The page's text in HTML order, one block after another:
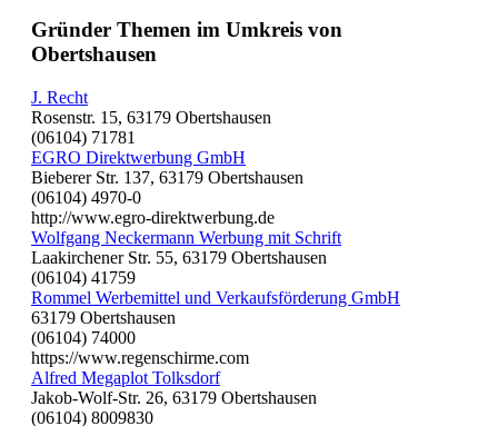
Gründer Themen im Umkreis von
Obertshausen
J. Recht
Rosenstr. 15, 63179 Obertshausen
(06104) 71781
EGRO Direktwerbung GmbH
Bieberer Str. 137, 63179 Obertshausen
(06104) 4970-0
http://www.egro-direktwerbung.de
Wolfgang Neckermann Werbung mit Schrift
Laakirchener Str. 55, 63179 Obertshausen
(06104) 41759
Rommel Werbemittel und Verkaufsförderung GmbH
63179 Obertshausen
(06104) 74000
https://www.regenschirme.com
Alfred Megaplot Tolksdorf
Jakob-Wolf-Str. 26, 63179 Obertshausen
(06104) 8009830